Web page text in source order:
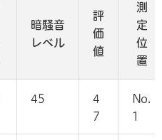
暗騒音
レベル
評
価
値
測
定
位
置
45
4
7
No.
1